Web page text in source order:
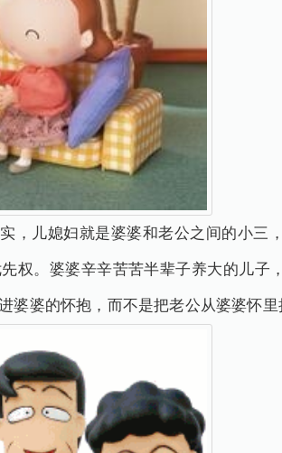
，儿媳妇就是婆婆和老公之间的小三
权。婆婆辛辛苦苦半辈子养大的儿子
婆婆的怀抱，而不是把老公从婆婆怀里